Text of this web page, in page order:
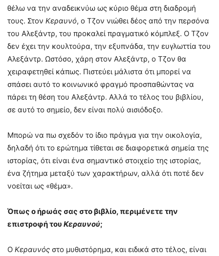
θέλω να την αναδεικνύω ως κύριο θέμα στη διαδρομή
τους. Στον Κεραυνό, ο Τζον νιώθει δέος από την περσόνα
του Αλεξάντρ, του προκαλεί πραγματικό κόμπλεξ. Ο Τζον
δεν έχει την κουλτούρα, την εξυπνάδα, την ευγλωττία του
Αλεξάντρ. Ωστόσο, χάρη στον Αλεξάντρ, ο Τζον θα
χειραφετηθεί κάπως. Πιστεύει μάλιστα ότι μπορεί να
σπάσει αυτό το κοινωνικό φραγμό προσπαθώντας να
πάρει τη θέση του Αλεξάντρ. Αλλά το τέλος του βιβλίου,
σε αυτό το σημείο, δεν είναι πολύ αισιόδοξο.
Μπορώ να πω σχεδόν το ίδιο πράγμα για την οικολογία,
δηλαδή ότι το ερώτημα τίθεται σε διαφορετικά σημεία της
ιστορίας, ότι είναι ένα σημαντικό στοιχείο της ιστορίας,
ένα ζήτημα μεταξύ των χαρακτήρων, αλλά ότι ποτέ δεν
νοείται ως «θέμα».
Όπως ο ήρωάς σας στο βιβλίο, περιμένετε την
επιστροφή του Κεραυνού;
Ο Κεραυνός στο μυθιστόρημα, και ειδικά στο τέλος, είναι